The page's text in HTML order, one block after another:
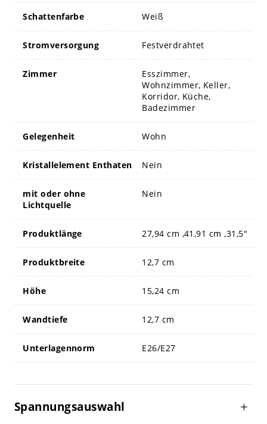
Schattenfarbe Weiß
Stromversorgung Festverdrahtet
Zimmer
Esszimmer,
Wohnzimmer, Keller,
Korridor, Küche,
Badezimmer
Gelegenheit Wohn
Kristallelement Enthaten Nein
mit oder ohne
Lichtquelle
Nein
Produktlänge 27,94 cm ,41,91 cm ,31,5"
Produktbreite 12,7 cm
Höhe 15,24 cm
Wandtiefe 12,7 cm
Unterlagennorm E26/E27
Spannungsauswahl